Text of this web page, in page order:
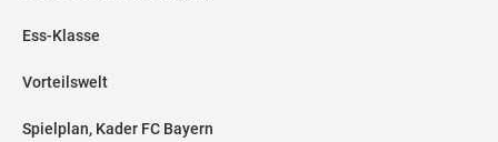
Ess-Klasse
Vorteilswelt
Spielplan, Kader FC Bayern